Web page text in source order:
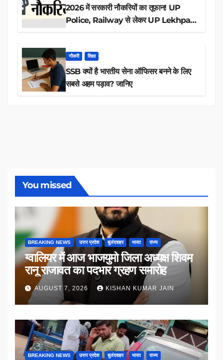
2026 में सरकारी नौकरियों का तूफान! UP
Police, Railway से लेकर UP Lekhpal
नौकरी शिक्षा
SSB क्यों है भारतीय सेना ऑफिसर बनने के लिए
सबसे अहम पड़ाव? जानिए
You missed
BREAKING NEWS उत्तर प्रदेश बुलंदशहर भारत राज्य
ग्वालियर में आज भाजयुमो जिला अध्यक्ष शिवम
रानू राजावत का पदभार ग्रहण समारोह
AUGUST 7, 2026 KISHAN KUMAR JAIN
BREAKING NEWS उत्तर प्रदेश बुलंदशहर भारत राज्य